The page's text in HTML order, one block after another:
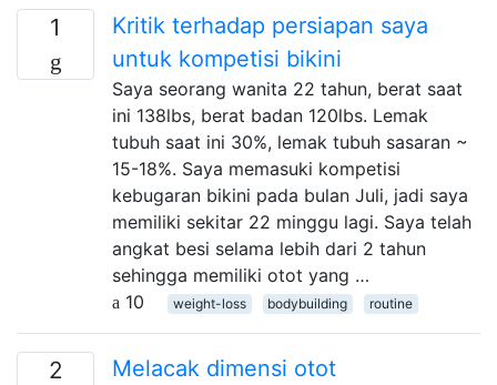
1
Kritik terhadap persiapan saya
untuk kompetisi bikini
Saya seorang wanita 22 tahun, berat saat
ini 138lbs, berat badan 120lbs. Lemak
tubuh saat ini 30%, lemak tubuh sasaran ~
15-18%. Saya memasuki kompetisi
kebugaran bikini pada bulan Juli, jadi saya
memiliki sekitar 22 minggu lagi. Saya telah
angkat besi selama lebih dari 2 tahun
sehingga memiliki otot yang …
10
weight-loss bodybuilding routine
2 Melacak dimensi otot